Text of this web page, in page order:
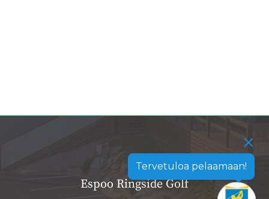
Tervetuloa pelaamaan!
Espoo Ringside Golf